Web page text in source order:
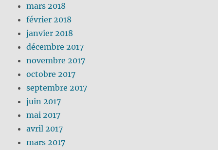
mars 2018
février 2018
janvier 2018
décembre 2017
novembre 2017
octobre 2017
septembre 2017
juin 2017
mai 2017
avril 2017
mars 2017